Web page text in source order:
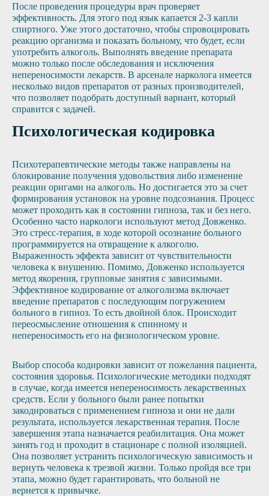
После проведения процедуры врач проверяет
эффективность. Для этого под язык капается 2-3 капли
спиртного. Уже этого достаточно, чтобы спровоцировать
реакцию организма и показать больному, что будет, если
употребить алкоголь. Выполнять введение препарата
можно только после обследования и исключения
непереносимости лекарств. В арсенале нарколога имеется
несколько видов препаратов от разных производителей,
что позволяет подобрать доступный вариант, который
справится с задачей.
Психологическая кодировка
Психотерапевтические методы также направлены на
блокирование получения удовольствия либо изменение
реакции оригами на алкоголь. Но достигается это за счет
формирования установок на уровне подсознания. Процесс
может проходить как в состоянии гипноза, так и без него.
Особенно часто наркологи используют метод Довженко.
Это стресс-терапия, в ходе которой осознание больного
программируется на отвращение к алкоголю.
Выраженность эффекта зависит от чувствительности
человека к внушению. Помимо, Довженко используется
метод якорения, групповые занятия с зависимыми.
Эффективное кодирование от алкоголизма включает
введение препаратов с последующим погружением
больного в гипноз. То есть двойной блок. Происходит
переосмысление отношения к спинному и
непереносимость его на физиологическом уровне.
Выбор способа кодировки зависит от пожелания пациента,
состояния здоровья. Психологические методики подходят
в случае, когда имеется непереносимость лекарственных
средств. Если у больного были ранее попытки
закодироваться с применением гипноза и они не дали
результата, используется лекарственная терапия. После
завершения этапа назначается реабилитация. Она может
занять год и проходит в стационаре с полной изоляцией.
Она позволяет устранить психологическую зависимость и
вернуть человека к трезвой жизни. Только пройдя все три
этапа, можно будет гарантировать, что больной не
вернется к привычке.